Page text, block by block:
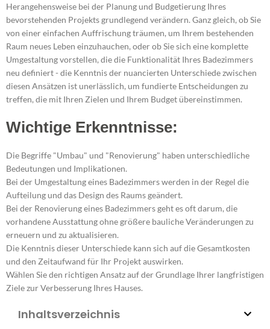
Herangehensweise bei der Planung und Budgetierung Ihres
bevorstehenden Projekts grundlegend verändern. Ganz gleich, ob Sie
von einer einfachen Auffrischung träumen, um Ihrem bestehenden
Raum neues Leben einzuhauchen, oder ob Sie sich eine komplette
Umgestaltung vorstellen, die die Funktionalität Ihres Badezimmers
neu definiert - die Kenntnis der nuancierten Unterschiede zwischen
diesen Ansätzen ist unerlässlich, um fundierte Entscheidungen zu
treffen, die mit Ihren Zielen und Ihrem Budget übereinstimmen.
Wichtige Erkenntnisse:
Die Begriffe "Umbau" und "Renovierung" haben unterschiedliche
Bedeutungen und Implikationen.
Bei der Umgestaltung eines Badezimmers werden in der Regel die
Aufteilung und das Design des Raums geändert.
Bei der Renovierung eines Badezimmers geht es oft darum, die
vorhandene Ausstattung ohne größere bauliche Veränderungen zu
erneuern und zu aktualisieren.
Die Kenntnis dieser Unterschiede kann sich auf die Gesamtkosten
und den Zeitaufwand für Ihr Projekt auswirken.
Wählen Sie den richtigen Ansatz auf der Grundlage Ihrer langfristigen
Ziele zur Verbesserung Ihres Hauses.
Inhaltsverzeichnis